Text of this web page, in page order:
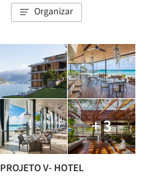
Organizar
+ 3
PROJETO V- HOTEL